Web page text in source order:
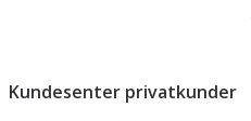
Kundesenter privatkunder